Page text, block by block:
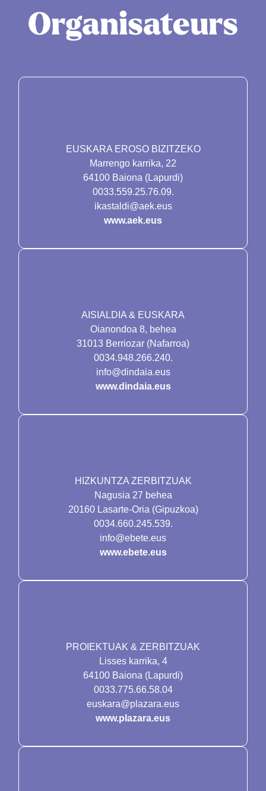
Organisateurs
EUSKARA EROSO BIZITZEKO
Marrengo karrika, 22
64100 Baiona (Lapurdi)
0033.559.25.76.09.
ikastaldi@aek.eus
www.aek.eus
AISIALDIA & EUSKARA
Oianondoa 8, behea
31013 Berriozar (Nafarroa)
0034.948.266.240.
info@dindaia.eus
www.dindaia.eus
HIZKUNTZA ZERBITZUAK
Nagusia 27 behea
20160 Lasarte-Oria (Gipuzkoa)
0034.660.245.539.
info@ebete.eus
www.ebete.eus
PROIEKTUAK & ZERBITZUAK
Lisses karrika, 4
64100 Baiona (Lapurdi)
0033.775.66.58.04
euskara@plazara.eus
www.plazara.eus